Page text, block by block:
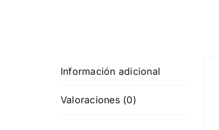
Información adicional
Valoraciones (0)